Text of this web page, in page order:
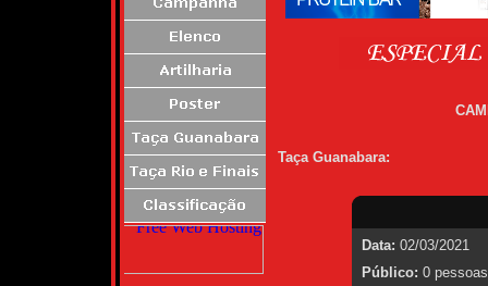
Taça Guanabara:
Data: 02/03/2021
Público: 0 pessoas